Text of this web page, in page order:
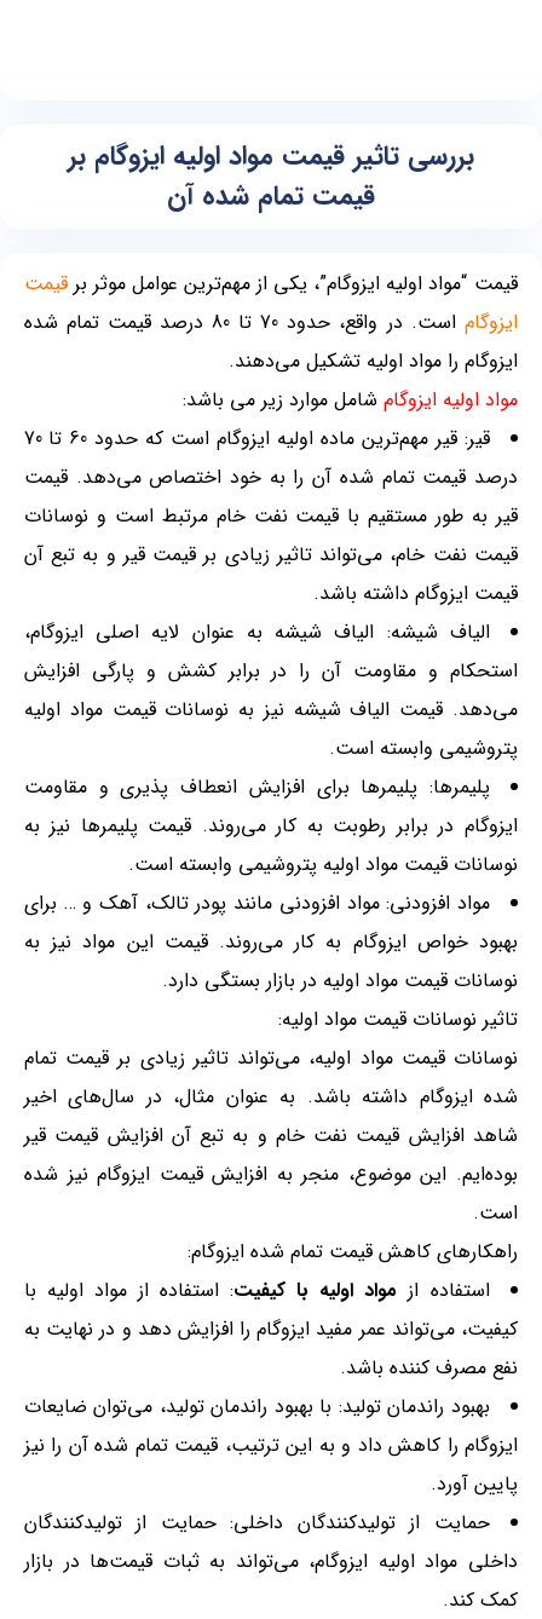
بررسی تاثیر قیمت مواد اولیه ایزوگام بر
قیمت تمام شده آن
قیمت “مواد اولیه ایزوگام”، یکی از مهم‌ترین عوامل موثر بر قیمت
ایزوگام
است. در واقع، حدود 70 تا 80 درصد قیمت تمام شده
ایزوگام را مواد اولیه تشکیل می‌دهند.
مواد اولیه ایزوگامشامل موارد زیر می باشد:
قیر: قیر مهم‌ترین ماده اولیه ایزوگام است که حدود 60 تا 70
درصد قیمت تمام شده آن را به خود اختصاص می‌دهد. قیمت
قیر به طور مستقیم با قیمت نفت خام مرتبط است و نوسانات
قیمت نفت خام، می‌تواند تاثیر زیادی بر قیمت قیر و به تبع آن
قیمت ایزوگام داشته باشد.
الیاف شیشه: الیاف شیشه به عنوان لایه اصلی ایزوگام،
استحکام و مقاومت آن را در برابر کشش و پارگی افزایش
می‌دهد. قیمت الیاف شیشه نیز به نوسانات قیمت مواد اولیه
پتروشیمی وابسته است.
پلیمرها: پلیمرها برای افزایش انعطاف پذیری و مقاومت
ایزوگام در برابر رطوبت به کار می‌روند. قیمت پلیمرها نیز به
نوسانات قیمت مواد اولیه پتروشیمی وابسته است.
مواد افزودنی: مواد افزودنی مانند پودر تالک، آهک و … برای
بهبود خواص ایزوگام به کار می‌روند. قیمت این مواد نیز به
نوسانات قیمت مواد اولیه در بازار بستگی دارد.
تاثیر نوسانات قیمت مواد اولیه:
نوسانات قیمت مواد اولیه، می‌تواند تاثیر زیادی بر قیمت تمام
شده ایزوگام داشته باشد. به عنوان مثال، در سال‌های اخیر
شاهد افزایش قیمت نفت خام و به تبع آن افزایش قیمت قیر
بوده‌ایم. این موضوع، منجر به افزایش قیمت ایزوگام نیز شده
است.
راهکارهای کاهش قیمت تمام شده ایزوگام:
استفاده از مواد اولیه با کیفیت: استفاده از مواد اولیه با
کیفیت، می‌تواند عمر مفید ایزوگام را افزایش دهد و در نهایت به
نفع مصرف کننده باشد.
بهبود راندمان تولید: با بهبود راندمان تولید، می‌توان ضایعات
ایزوگام را کاهش داد و به این ترتیب، قیمت تمام شده آن را نیز
پایین آورد.
حمایت از تولیدکنندگان داخلی: حمایت از تولیدکنندگان
داخلی مواد اولیه ایزوگام، می‌تواند به ثبات قیمت‌ها در بازار
کمک کند.